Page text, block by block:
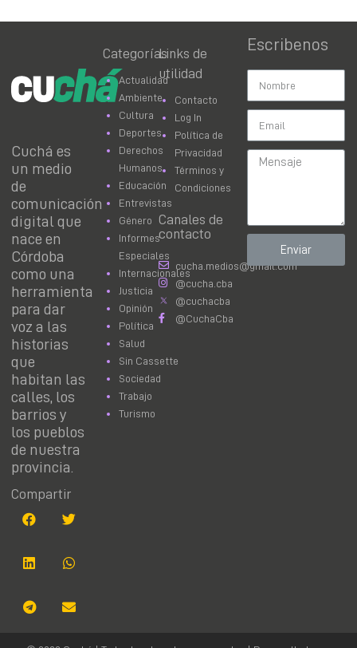
Cuchá es
un medio
de
comunicación
digital que
nace en
Córdoba
como una
herramienta
para dar
voz a las
historias
que
habitan las
calles, los
barrios y
los pueblos
de nuestra
provincia.
Compartir
Categorías
Actualidad
Ambiente
Cultura
Deportes
Derechos
Humanos
Educación
Entrevistas
Género
Informes
Especiales
Internacionales
Justicia
Opinión
Política
Salud
Sin Cassette
Sociedad
Trabajo
Turismo
Links de
utilidad
Contacto
Log In
Política de
Privacidad
Términos y
Condiciones
Canales de
contacto
cucha.medios@gmail.com
@cucha.cba
@cuchacba
@CuchaCba
Escribenos
Enviar